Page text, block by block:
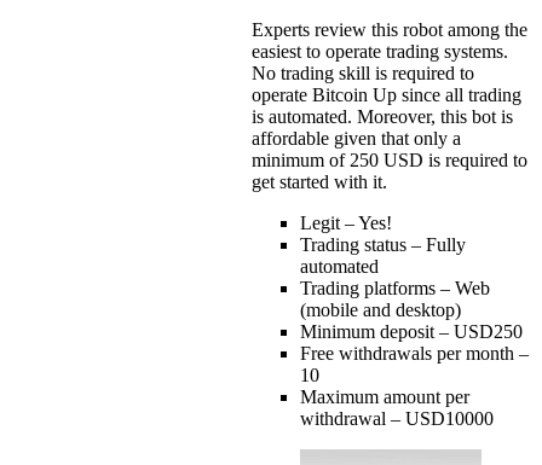
Experts review this robot among the
easiest to operate trading systems.
No trading skill is required to
operate Bitcoin Up since all trading
is automated. Moreover, this bot is
affordable given that only a
minimum of 250 USD is required to
get started with it.
Legit – Yes!
Trading status – Fully
automated
Trading platforms – Web
(mobile and desktop)
Minimum deposit – USD250
Free withdrawals per month –
10
Maximum amount per
withdrawal – USD10000